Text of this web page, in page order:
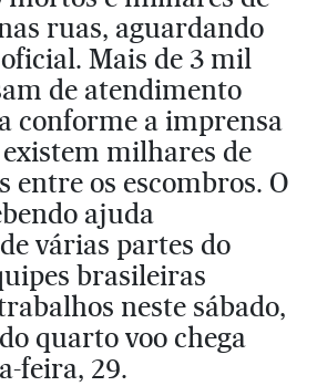
ruas, aguardando
Mais de 3 mil
de atendimento
conforme a imprensa
milhares de
entre os escombros. O
ajuda
várias partes do
brasileiras
neste sábado,
quarto voo chega
feira, 29.